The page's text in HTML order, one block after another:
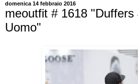
domenica 14 febbraio 2016
meoutfit # 1618
Uomo"